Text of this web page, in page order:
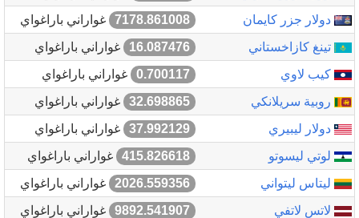
دولار جزر كايمان
7178.861008
غواراني باراغواي
تينغ كازاخستاني
16.087476
غواراني باراغواي
كيب لاوي
0.700117
غواراني باراغواي
روبية سريلانكي
32.698865
غواراني باراغواي
دولار ليبيري
37.992129
غواراني باراغواي
لوتي ليسوتو
415.826618
غواراني باراغواي
ليتاس ليتواني
2026.559356
غواراني باراغواي
لاتس لاتفي
9892.541907
غواراني باراغواي